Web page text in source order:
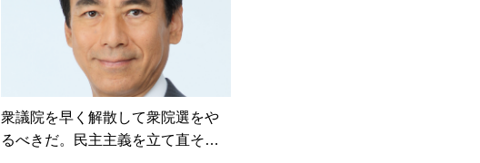
衆議院を早く解散して衆院選をや
るべきだ。民主主義を立て直そ